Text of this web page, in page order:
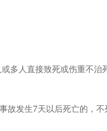
多人直接致死或伤重不治
发生7天以后死亡的，不